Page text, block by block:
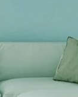
Самовывоз в